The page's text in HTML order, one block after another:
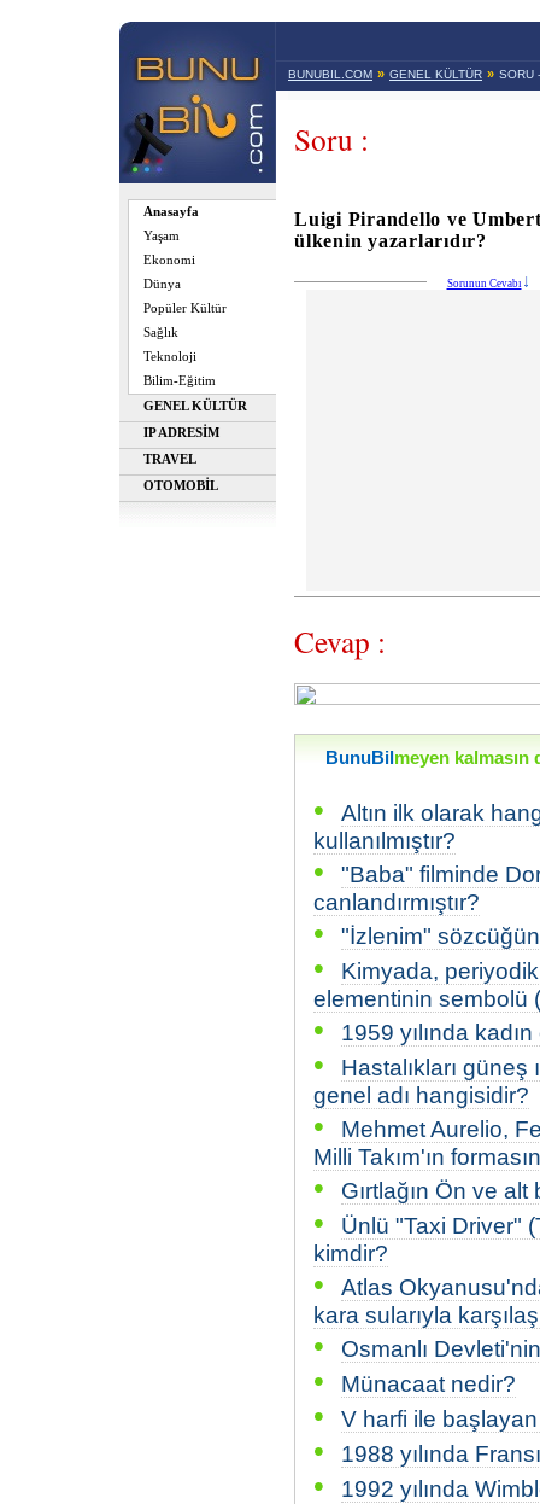
Anasayfa
Yaşam
Ekonomi
Dünya
Popüler Kültür
Sağlık
Teknoloji
Bilim-Eğitim
GENEL KÜLTÜR
IP ADRESİM
TRAVEL
OTOMOBİL
BUNUBIL.COM » GENEL KÜLTÜR » SORU
Soru :
Luigi Pirandello ve
ülkenin yazarlarıdır?
Sorunun Cevabı
Cevap :
BunuBil meyen kalmasın
•
Altın ilk olarak
kullanılmıştır?
•
"Baba" filminde
canlandırmıştır?
• "İzlenim"
•
Kimyada,
elementinin sembolü
• 1959 yılında
•
Hastalıkları güneş
genel adı hangisidir?
•
Mehmet Aurelio,
Milli Takım'ın
• Gırtlağın Ön ve
•
Ünlü "Taxi Driver"
kimdir?
•
Atlas
kara sularıyla
• Osmanlı
• Münacaat nedir?
• V harfi ile
• 1988 yılında
• 1992 yılında